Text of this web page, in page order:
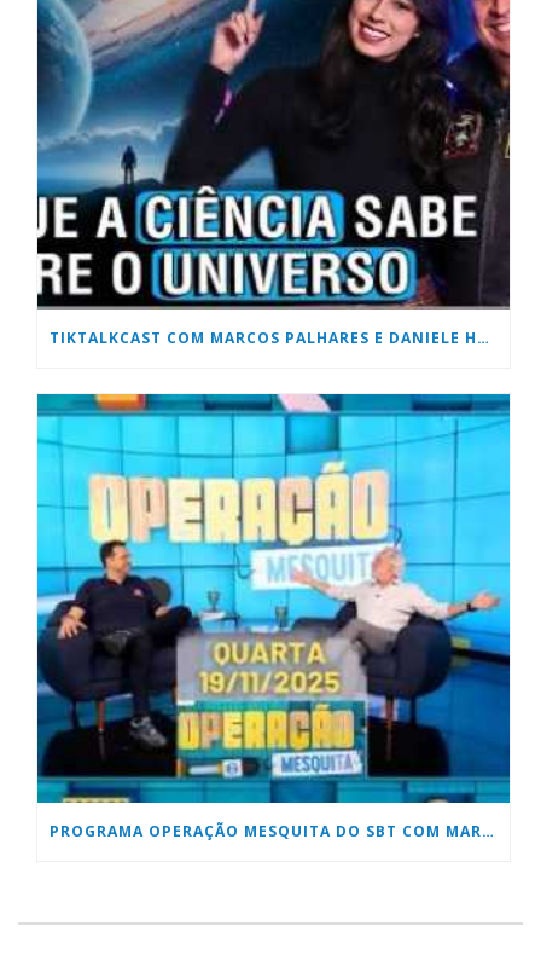
TIKTALKCAST COM MARCOS PALHARES E DANIELE HONORATO
PROGRAMA OPERAÇÃO MESQUITA DO SBT COM MARCOS PALHARES